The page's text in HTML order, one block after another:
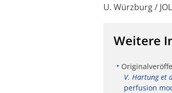
U. Würzburg / JOL
Weitere
V. Hartung et
perfusion